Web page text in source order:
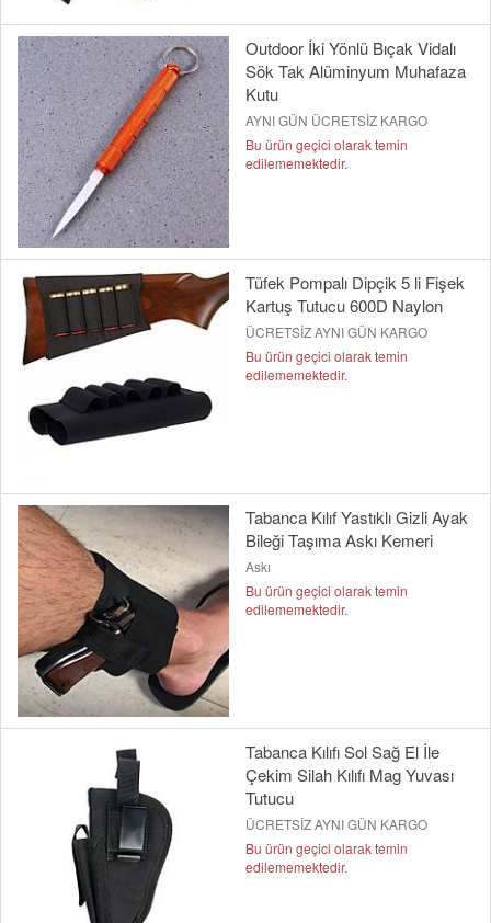
Outdoor İki Yönlü Bıçak Vidalı
Sök Tak Alüminyum Muhafaza
Kutu
AYNI GÜN ÜCRETSİZ KARGO
Bu ürün geçici olarak temin
edilememektedir.
Tüfek Pompalı Dipçik 5 li Fişek
Kartuş Tutucu 600D Naylon
ÜCRETSİZ AYNI GÜN KARGO
Bu ürün geçici olarak temin
edilememektedir.
Tabanca Kılıf Yastıklı Gizli Ayak
Bileği Taşıma Askı Kemeri
Askı
Bu ürün geçici olarak temin
edilememektedir.
Tabanca Kılıfı Sol Sağ El İle
Çekim Silah Kılıfı Mag Yuvası
Tutucu
ÜCRETSİZ AYNI GÜN KARGO
Bu ürün geçici olarak temin
edilememektedir.